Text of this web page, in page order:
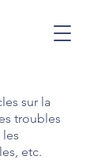
sur la
troubles
etc.